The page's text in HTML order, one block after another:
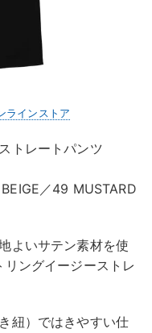
ラインストア
トレートパンツ
／49 MUSTARD
よいサテン素材を使
ングイージーストレ
紐）ではきやすい仕